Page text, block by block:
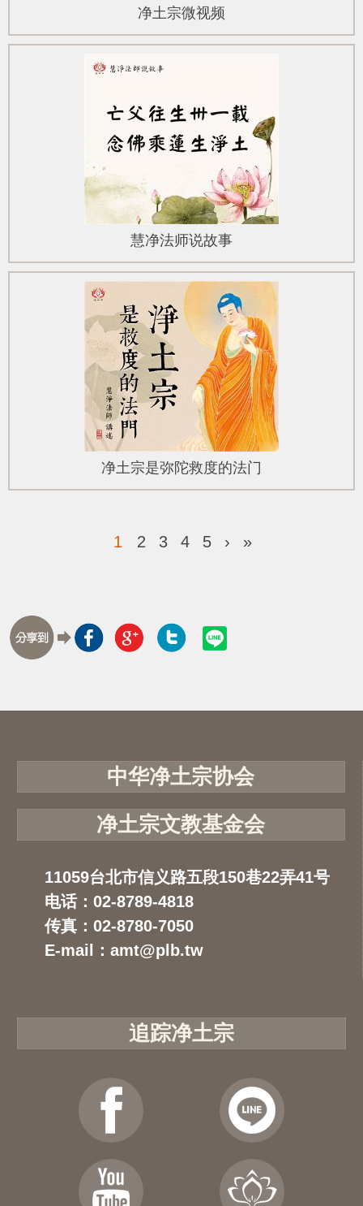
净土宗微视频
慧净法师说故事
净土宗是弥陀救度的法门
1 2 3 4 5 › »
中华净土宗协会
净土宗文教基金会
11059台北市信义路五段150巷22弄41号
电话：02-8789-4818
传真：02-8780-7050
E-mail：amt@plb.tw
追踪净土宗